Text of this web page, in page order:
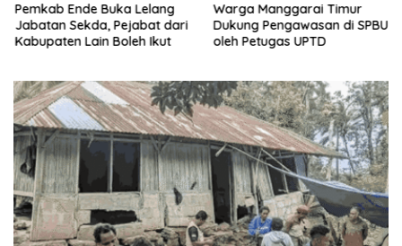
Pemkab Ende Buka Lelang
Jabatan Sekda, Pejabat dari
Kabupaten Lain Boleh Ikut
Warga Manggarai Timur
Dukung Pengawasan di SPBU
oleh Petugas UPTD